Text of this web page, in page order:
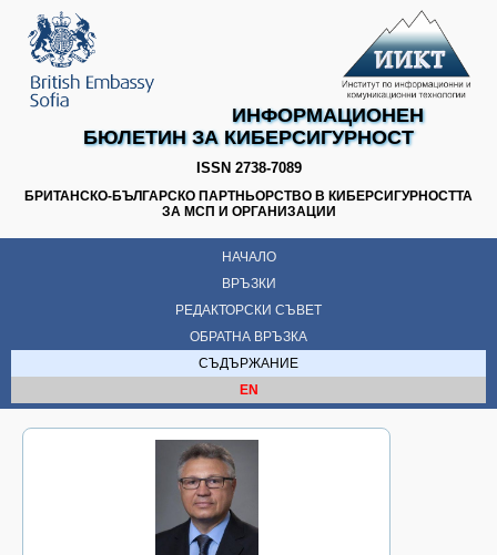
ИНФОРМАЦИОНЕН
БЮЛЕТИН ЗА КИБЕРСИГУРНОСТ
ISSN 2738-7089
БРИТАНСКО-БЪЛГАРСКО ПАРТНЬОРСТВО В КИБЕРСИГУРНОСТТА
ЗА МСП И ОРГАНИЗАЦИИ
НАЧАЛО
ВРЪЗКИ
РЕДАКТОРСКИ СЪВЕТ
ОБРАТНА ВРЪЗКА
СЪДЪРЖАНИЕ
EN